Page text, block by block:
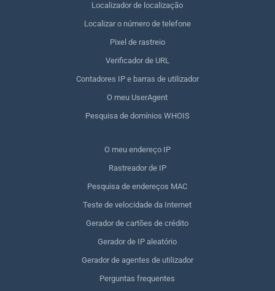
Localizador de localização
Localizar o número de telefone
Pixel de rastreio
Verificador de URL
Contadores IP e barras de utilizador
O meu UserAgent
Pesquisa de domínios WHOIS
O meu endereço IP
Rastreador de IP
Pesquisa de endereços MAC
Teste de velocidade da Internet
Gerador de cartões de crédito
Gerador de IP aleatório
Gerador de agentes de utilizador
Perguntas frequentes